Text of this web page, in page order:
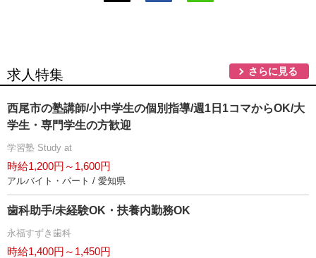
求人特集 さらに見る
西尾市の塾講師/小中学生の個別指導/週1日1コマからOK/大
学生・専門学生の方歓迎
学習塾 Study at
時給1,200円～1,600円
アルバイト・パート / 愛知県
歯科助手/未経験OK・扶養内勤務OK
永福すずき歯科
時給1,400円～1,450円